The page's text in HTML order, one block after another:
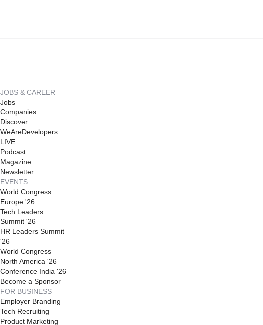
JOBS & CAREER
Jobs
Companies
Discover
WeAreDevelopers
LIVE
Podcast
Magazine
Newsletter
EVENTS
World Congress
Europe '26
Tech Leaders
Summit '26
HR Leaders Summit
'26
World Congress
North America '26
Conference India '26
Become a Sponsor
FOR BUSINESS
Employer Branding
Tech Recruiting
Product Marketing